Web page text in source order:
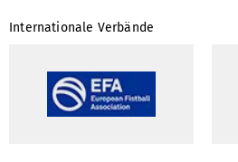
Internationale Verbände